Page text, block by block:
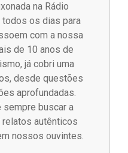
na Rádio
os dias para
com a nossa
de 10 anos de
já cobri uma
desde questões
aprofundadas.
sempre buscar a
autênticos
nossos ouvintes.